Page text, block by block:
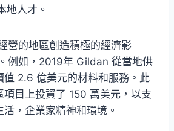
地人才。
營的地區創造積極的經濟影
例如，2019年 Gildan 從當地供
值 2.6 億美元的材料和服務。此
項目上投資了 150 萬美元，以支
，企業家精神和環境。